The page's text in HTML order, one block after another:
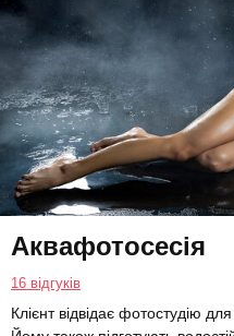
Аквафотосесія
16 відгуків
Клієнт відвідає фотостудію